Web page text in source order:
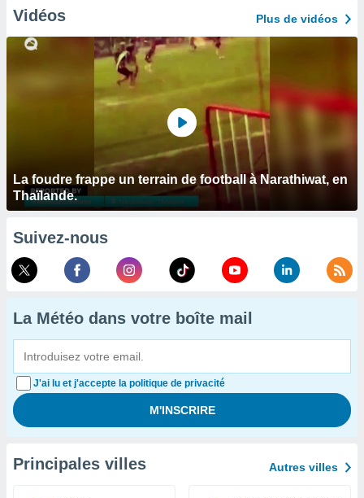
Vidéos Plus de vidéos
La foudre frappe un terrain de football à Narathiwat, en
Thaïlande.
Suivez-nous
La Météo dans votre boîte mail
J'ai lu et j'accepte la politique de privacité
Principales villes Autres villes